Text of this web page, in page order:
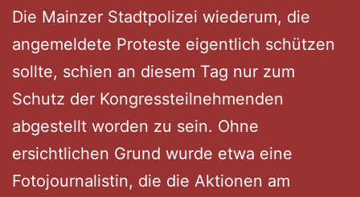
Die Mainzer Stadtpolizei wiederum, die
angemeldete Proteste eigentlich schützen
sollte, schien an diesem Tag nur zum
Schutz der Kongressteilnehmenden
abgestellt worden zu sein. Ohne
ersichtlichen Grund wurde etwa eine
Fotojournalistin, die die Aktionen am